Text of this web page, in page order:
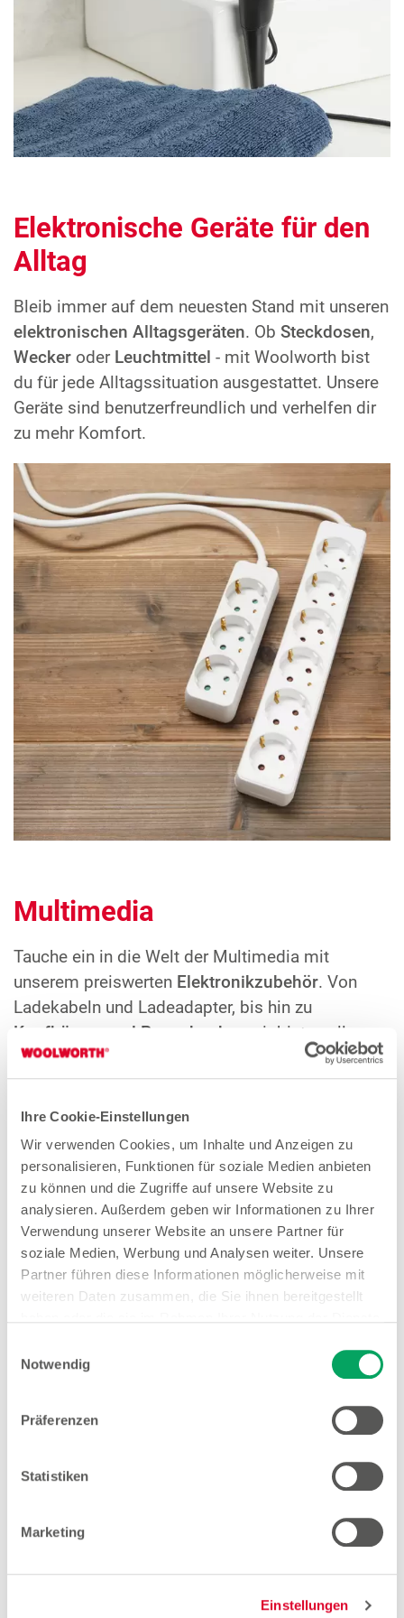
Ihre Cookie-Einstellungen
Wir verwenden Cookies, um Inhalte und Anzeigen zu
personalisieren, Funktionen für soziale Medien anbieten
zu können und die Zugriffe auf unsere Website zu
analysieren. Außerdem geben wir Informationen zu Ihrer
Verwendung unserer Website an unsere Partner für
soziale Medien, Werbung und Analysen weiter. Unsere
Partner führen diese Informationen möglicherweise mit
weiteren Daten zusammen, die Sie ihnen bereitgestellt
Einstellungen zu den Cookies finden Sie
Notwendig
Präferenzen
Statistiken
Marketing
Einstellungen
Elektronische Geräte für den
Alltag
Bleib immer auf dem neuesten Stand mit unseren
elektronischen Alltagsgeräten. Ob Steckdosen,
Wecker oder Leuchtmittel - mit Woolworth bist
du für jede Alltagssituation ausgestattet. Unsere
Geräte sind benutzerfreundlich und verhelfen dir
zu mehr Komfort.
Multimedia
Tauche ein in die Welt der Multimedia mit
unserem preiswerten Elektronikzubehör. Von
Ladekabeln und Ladeadapter, bis hin zu
Kopfhörern und Powerbanks
- wir bieten alles,
was du für deine technische Ausrüstung brauchst.
Unsere zuverlässigen Produkte garantieren, dass
du stets gut ausgestattet und vernetzt bist.